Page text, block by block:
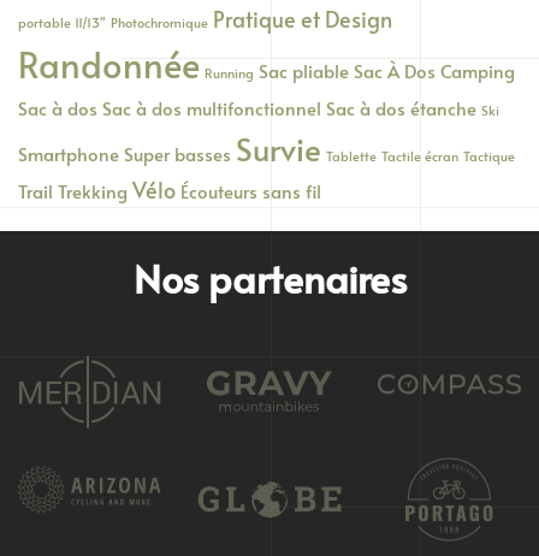
portable 11/13" Photochromique Pratique et Design
Randonnée Running Sac pliable Sac À Dos Camping
Sac à dos Sac à dos multifonctionnel Sac à dos étanche Ski
Smartphone Super basses Survie Tablette Tactile écran Tactique
Trail Trekking Vélo Écouteurs sans fil
Nos partenaires